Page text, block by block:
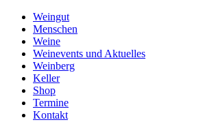
Weingut
Menschen
Weine
Weinevents und Aktuelles
Weinberg
Keller
Shop
Termine
Kontakt